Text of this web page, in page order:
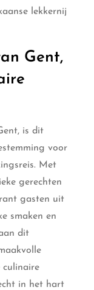
lekkernij
Gent,
is dit
voor
Met
gerechten
gasten uit
smaken en
dit
culinaire
in het hart